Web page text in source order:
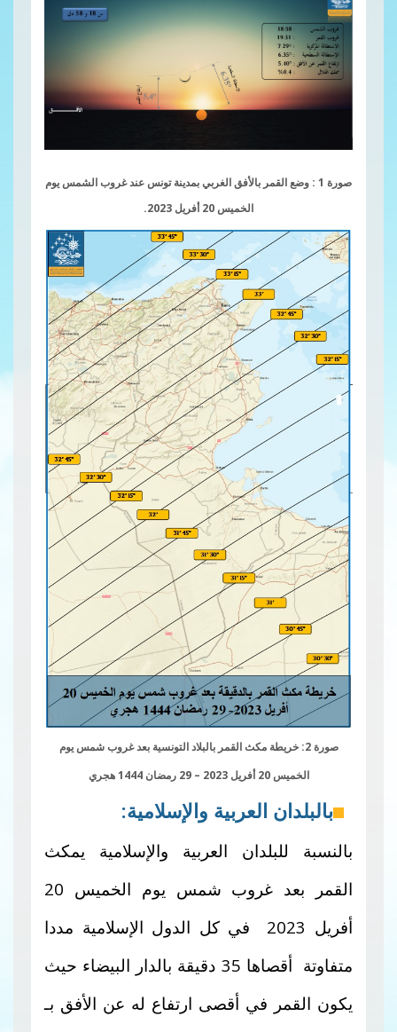
صورة 1 : وضع القمر بالأفق الغربي بمدينة تونس عند غروب الشمس يوم
الخميس 20 أفريل 2023.
صورة 2: خريطة مكث القمر بالبلاد التونسية بعد غروب شمس يوم
الخميس 20 أفريل 2023 – 29 رمضان 1444 هجري
بالبلدان العربية والإسلامية:
بالنسبة للبلدان العربية والإسلامية يمكث
القمر بعد غروب شمس يوم الخميس 20
أفريل 2023 في كل الدول الإسلامية مددا
متفاوتة أقصاها 35 دقيقة بالدار البيضاء حيث
يكون القمر في أقصى ارتفاع له عن الأفق بـ